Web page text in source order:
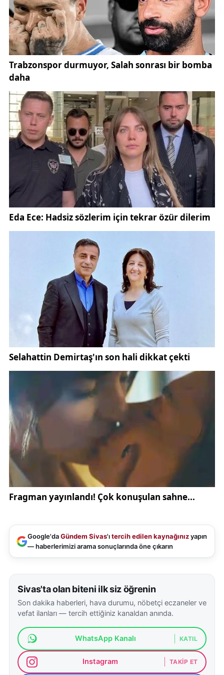
Google'daGündem Sivas'ıtercih edilen kaynağınızyapın
— haberlerimizi arama sonuçlarında öne çıkarın
Sivas'ta olan biteni ilk siz öğrenin
Son dakika haberleri, hava durumu, nöbetçi eczaneler ve
vefat ilanları — tercih ettiğiniz kanaldan anında.
WhatsApp Kanalı KATIL
Instagram TAKIP ET